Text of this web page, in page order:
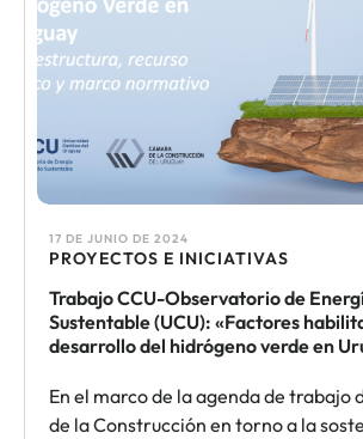
17 DE JUNIO DE 2024
PROYECTOS E INICIATIVAS
Trabajo CCU-Observatorio de
Sustentable (UCU): «Factores
desarrollo del hidrógeno verde en
En el marco de la agenda de trabajo
de la Construcción en torno a la